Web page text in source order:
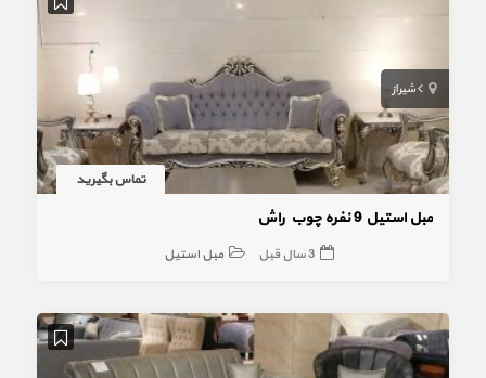
شیراز
تماس بگیرید
مبل استیل 9 نفره چوب راش
3 سال قبل مبل استیل